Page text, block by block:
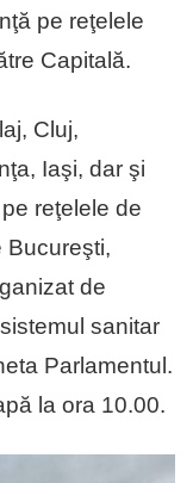
pe reţelele
Capitală.
Cluj,
Iaşi, dar şi
reţelele de
Bucureşti,
de
sanitar
Parlamentul.
la ora 10.00.